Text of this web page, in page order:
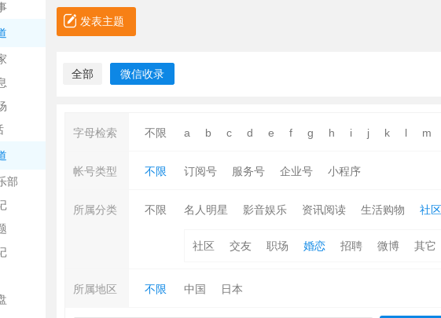
部
发表主题
全部 微信收录
字母检索 不限 a b c d e f g h i j k l m
帐号类型 不限 订阅号 服务号 企业号 小程序
所属分类 不限 名人明星 影音娱乐 资讯阅读 生活购物 社
社区 交友 职场 婚恋 招聘 微博 其它
所属地区 不限 中国 日本